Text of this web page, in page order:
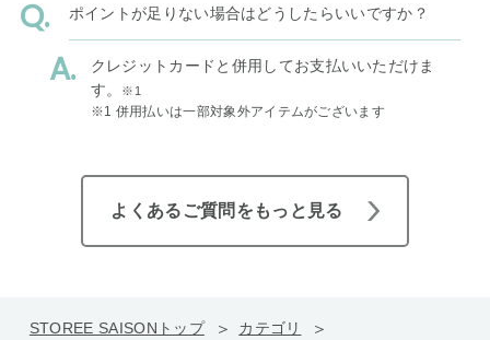
ポイントが足りない場合はどうしたらいいですか？
クレジットカードと併用してお支払いいただけま
す。
※1
※1 併用払いは一部対象外アイテムがございます
よくあるご質問をもっと見る
STOREE SAISONトップ
カテゴリ